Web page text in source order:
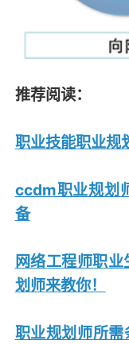
推荐阅读：
职业技能职业规
ccdm职业规划
备
网络工程师职
划师来教你！
职业规划师所